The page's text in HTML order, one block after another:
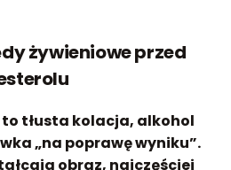
żywieniowe przed
to tłusta kolacja, alkohol
„na poprawę wyniku”.
obraz, najczęściej